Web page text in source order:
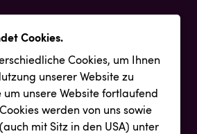
Cookies.
Cookies, um Ihnen
unserer Website zu
unsere Website fortlaufend
werden von uns sowie
mit Sitz in den USA) unter